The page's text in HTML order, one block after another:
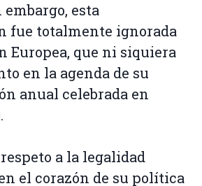
esta
fue totalmente ignorada
Europea, que ni siquiera
en la agenda de su
anual celebrada en
a la legalidad
el corazón de su política